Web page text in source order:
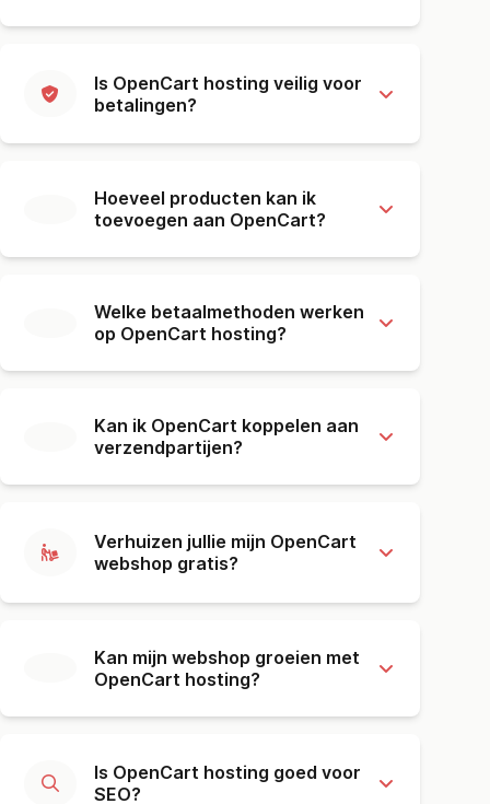
Is OpenCart hosting veilig voor
betalingen?
Hoeveel producten kan ik
toevoegen aan OpenCart?
Welke betaalmethoden werken
op OpenCart hosting?
Kan ik OpenCart koppelen aan
verzendpartijen?
Verhuizen jullie mijn OpenCart
webshop gratis?
Kan mijn webshop groeien met
OpenCart hosting?
Is OpenCart hosting goed voor
SEO?